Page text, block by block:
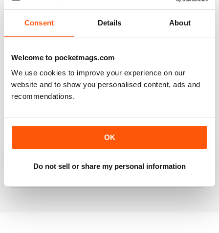
Consent Details About
Welcome to pocketmags.com
We use cookies to improve your experience on our
website and to show you personalised content, ads and
recommendations.
OK
Do not sell or share my personal information
Very good
Recensito 07 dicembre 2020
OM YOGA MAGAZINE
Love the 360 on yoga positions.
LOVE this magazine!